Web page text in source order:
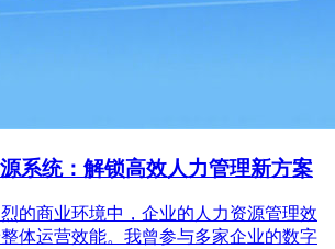
系统：解锁高效人力管理新方案
的商业环境中，企业的人力资源管理效
体运营效能。我曾参与多家企业的数字